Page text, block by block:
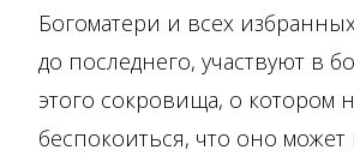
Богоматери и всех
до последнего, участвуют в
этого сокровища, о котором
беспокоиться, что оно может